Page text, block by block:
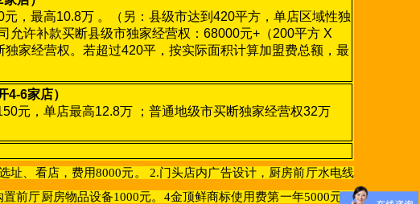
，最高10.8万 。（另：县级市达到420平方，单店区域性独
允许补款买断县级市独家经营权：68000元+（200平方 X
家经营权。若超过420平，按实际面积计算加盟费总额，最
4-6家店）
元，单店最高12.8万 ；普通地级市买断独家经营权32万
、看店，费用8000元。 2.门头店内广告设计，厨房前厅水电线
前厅厨房物品设备1000元。4金顶鲜商标使用费第一年5000元，